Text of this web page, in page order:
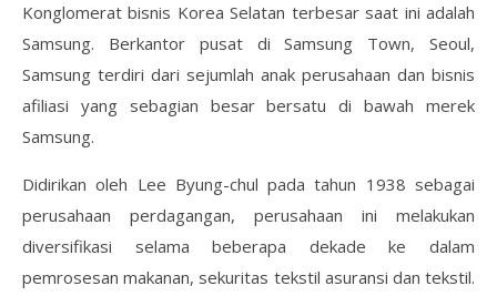
Konglomerat bisnis Korea Selatan terbesar saat ini adalah
Samsung. Berkantor pusat di Samsung Town, Seoul,
Samsung terdiri dari sejumlah anak perusahaan dan bisnis
afiliasi yang sebagian besar bersatu di bawah merek
Samsung.
Didirikan oleh Lee Byung-chul pada tahun 1938 sebagai
perusahaan perdagangan, perusahaan ini melakukan
diversifikasi selama beberapa dekade ke dalam
pemrosesan makanan, sekuritas tekstil asuransi dan tekstil.